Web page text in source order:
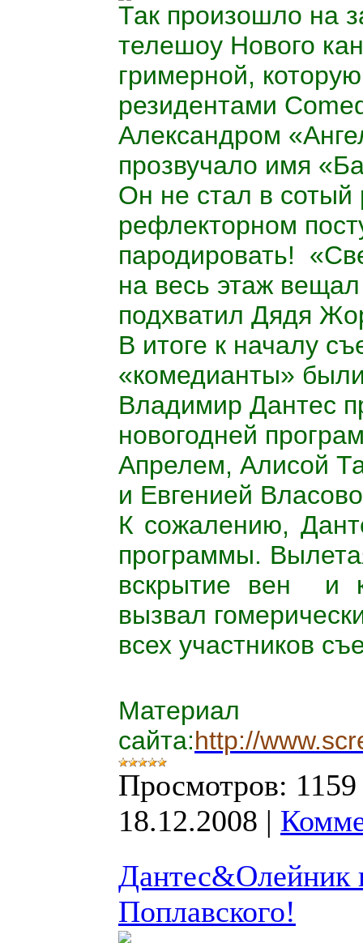
Так произошло на
телешоу Нового
гримерной,
резидентами
Александром
прозвучало имя
Он не стал в сотый
рефлекторном
пародировать!
на весь этаж
подхватил Дядя
В итоге к началу
«комедианты»
Владимир Дантес
новогодней
Апрелем, Алисой
и Евгенией
К сожалению,
программы.
вскрытие вен
и
вызвал
всех участников
сайта:http://
Просмотров: 1159
18.12.2008 |
Дантес&Олейник
Поплавского!